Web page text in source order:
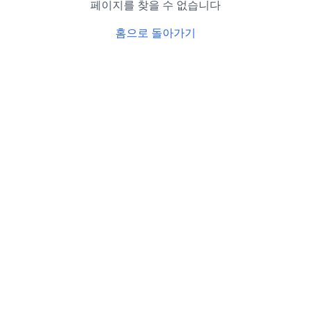
페이지를 찾을 수 없습니다
홈으로 돌아가기